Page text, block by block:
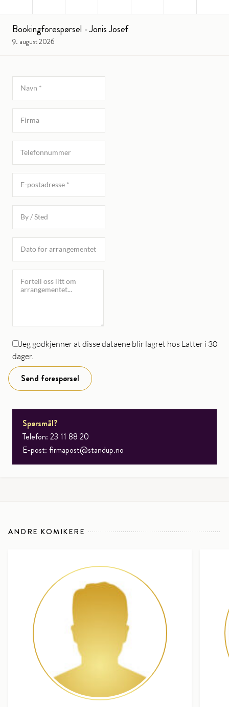
Bookingforespørsel - Jonis Josef
9. august 2026
Jeg godkjenner at disse dataene blir lagret hos Latter i 30
dager.
Send forespørsel
Spørsmål?
Telefon: 23 11 88 20
E-post: firmapost@standup.no
ANDRE KOMIKERE